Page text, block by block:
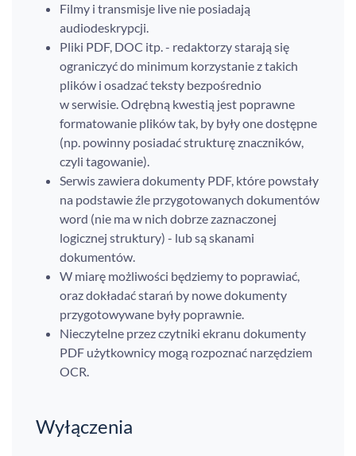
Filmy i transmisje live nie posiadają
audiodeskrypcji.
Pliki PDF, DOC itp. - redaktorzy starają się
ograniczyć do minimum korzystanie z takich
plików i osadzać teksty bezpośrednio
w serwisie. Odrębną kwestią jest poprawne
formatowanie plików tak, by były one dostępne
(np. powinny posiadać strukturę znaczników,
czyli tagowanie).
Serwis zawiera dokumenty PDF, które powstały
na podstawie źle przygotowanych dokumentów
word (nie ma w nich dobrze zaznaczonej
logicznej struktury) - lub są skanami
dokumentów.
W miarę możliwości będziemy to poprawiać,
oraz dokładać starań by nowe dokumenty
przygotowywane były poprawnie.
Nieczytelne przez czytniki ekranu dokumenty
PDF użytkownicy mogą rozpoznać narzędziem
OCR.
Wyłączenia